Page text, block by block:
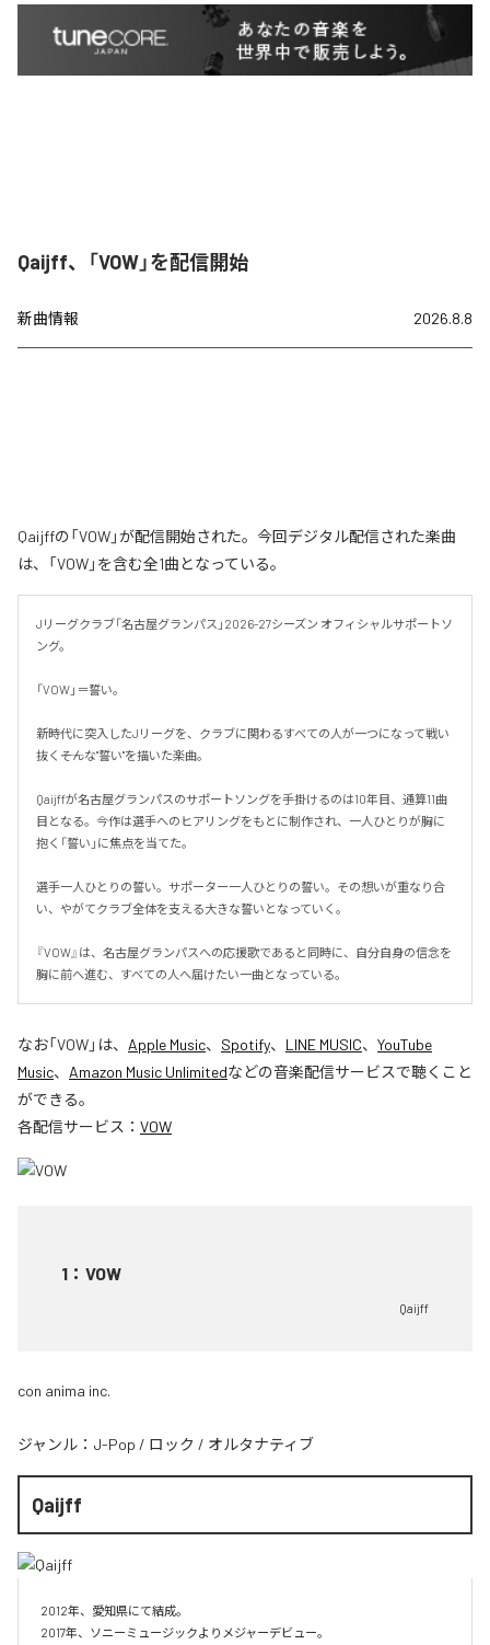
Qaijff、「VOW」を配信開始
新曲情報 2026.8.8
Qaijffの「VOW」が配信開始された。今回デジタル配信された楽曲
は、「VOW」を含む全1曲となっている。
Jリーグクラブ「名古屋グランパス」2026-27シーズン オフィシャルサポートソ
ング。
「VOW」＝誓い。
新時代に突入したJリーグを、クラブに関わるすべての人が一つになって戦い
抜く――そんな"誓い"を描いた楽曲。
Qaijffが名古屋グランパスのサポートソングを手掛けるのは10年目、通算11曲
目となる。今作は選手へのヒアリングをもとに制作され、一人ひとりが胸に
抱く「誓い」に焦点を当てた。
選手一人ひとりの誓い。サポーター一人ひとりの誓い。その想いが重なり合
い、やがてクラブ全体を支える大きな誓いとなっていく。
『VOW』は、名古屋グランパスへの応援歌であると同時に、自分自身の信念を
胸に前へ進む、すべての人へ届けたい一曲となっている。
なお「VOW」は、 Apple Music、 Spotify、 LINE MUSIC、 YouTube
Music、 Amazon Music Unlimitedなどの音楽配信サービスで聴くこと
ができる。
各配信サービス： VOW
1 ： VOW
Qaijff
con anima inc.
ジャンル： J-Pop / ロック / オルタナティブ
Qaijff
2012年、愛知県にて結成。
2017年、ソニーミュージックよりメジャーデビュー。